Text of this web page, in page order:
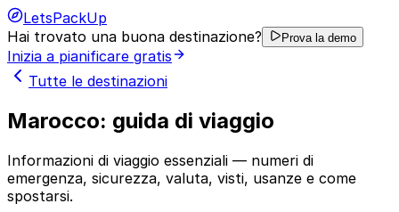
LetsPackUp
Hai trovato una buona destinazione?
Prova la demo
Inizia a pianificare gratis
Tutte le destinazioni
Marocco: guida di viaggio
Informazioni di viaggio essenziali — numeri di
emergenza, sicurezza, valuta, visti, usanze e come
spostarsi.